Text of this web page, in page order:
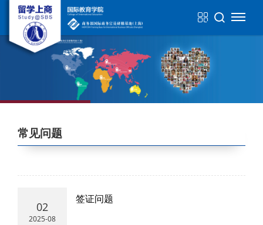
常见问题
02
2025-08
签证问题